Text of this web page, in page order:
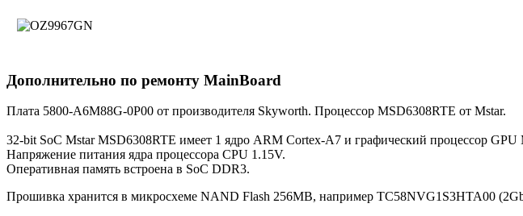
Дополнительно по ремонту MainBoard
Плата 5800-A6M88G-0P00 от производителя Skyworth. Процессор MSD6308RTE от Mstar.
32-bit SoC Mstar MSD6308RTE имеет 1 ядро ARM Cortex-A7 и графический процессор GPU
Напряжение питания ядра процессора CPU 1.15V.
Оперативная память встроена в SoC DDR3.
Прошивка хранится в микросхеме NAND Flash 256MB, например TC58NVG1S3HTA00